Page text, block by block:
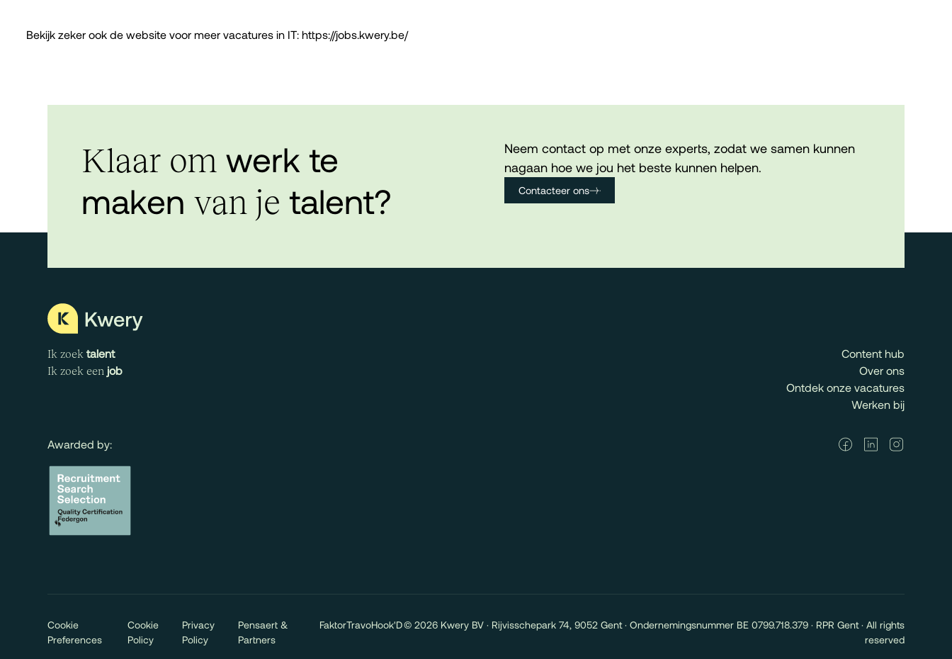
Bekijk zeker ook de website voor meer vacatures in IT: https://jobs.kwery.be/
Klaar om werk te
makenvan je talent?
Neem contact op met onze experts, zodat we samen kunnen
nagaan hoe we jou het beste kunnen helpen.
Contacteer ons
Ik zoek talent
Ik zoek een job
Content hub
Over ons
Ontdek onze vacatures
Werken bij
Awarded by:
Cookie
Preferences
Cookie
Policy
Privacy
Policy
Pensaert &
Partners
FaktorTravoHook'D© 2026 Kwery BV · Rijvisschepark 74, 9052 Gent · Ondernemingsnummer BE 0799.718.379 · RPR Gent · All rights
reserved